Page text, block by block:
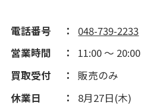
電話番号
048-739-2233
営業時間
11:00 ～ 20:00
買取受付
販売のみ
休業日
8月27日(木)